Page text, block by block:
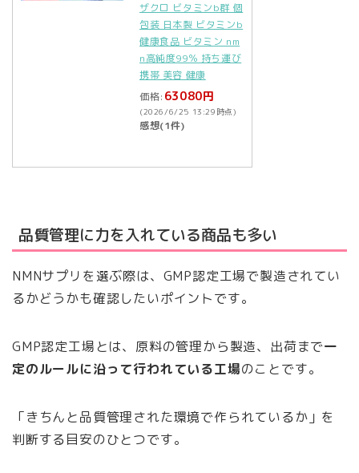
ザクロ ビタミンb群 個
包装 日本製 ビタミンb
健康食品 ビタミン nm
n高純度99％ 持ち運び
携帯 美容 健康
価格: 63080円
(2026/6/25 13:29時点)
感想(1件)
品質管理に力を入れている商品も多い
NMNサプリを選ぶ際は、GMP認定工場で製造されてい
るかどうかも確認したいポイントです。
GMP認定工場とは、原料の管理から製造、出荷まで一
定のルールに沿って行われている工場のことです。
「きちんと品質管理された環境で作られているか」を
判断する目安のひとつです。